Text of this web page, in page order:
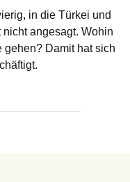
in die Türkei und
angesagt. Wohin
gehen? Damit hat sich